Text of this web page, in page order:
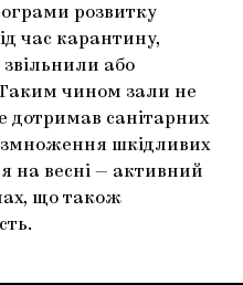
розвитку
час карантину,
звільнили або
Таким чином зали не
дотримав санітарних
шкідливих
на весні — активний
що також